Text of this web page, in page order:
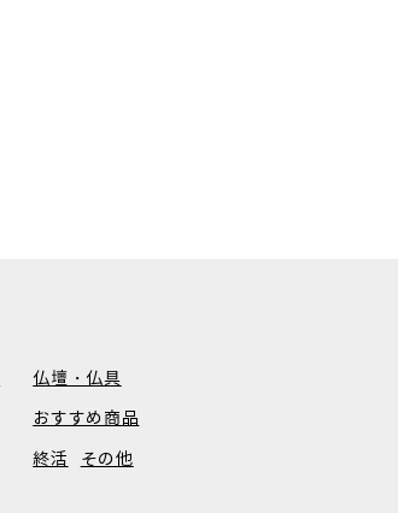
仏壇・仏具
おすすめ商品
終活 その他